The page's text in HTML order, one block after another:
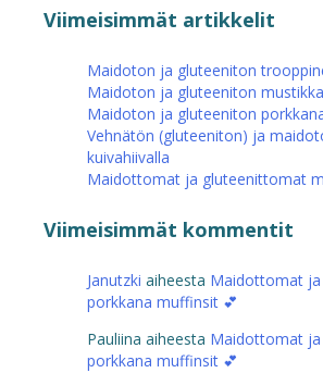
Viimeisimmät artikkelit
Maidoton ja gluteeniton
Maidoton ja gluteeniton
Maidoton ja gluteeniton
Vehnätön (gluteeniton) ja
kuivahiivalla
Maidottomat ja gluteenittomat
Viimeisimmät kommentit
Janutzki aiheesta Maidottomat
porkkana muffinsit 💕
Pauliina aiheesta Maidottomat
porkkana muffinsit 💕